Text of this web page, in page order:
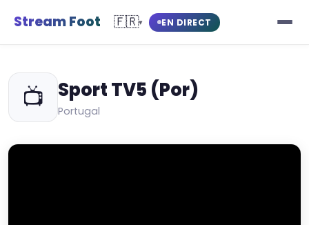
Stream Foot 🇫🇷▾ EN DIRECT
📺 Sport TV5 (Por)
Portugal